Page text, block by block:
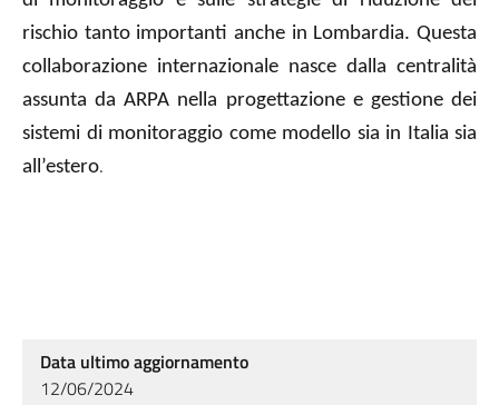
rischio tanto importanti anche in Lombardia. Questa
collaborazione internazionale nasce dalla centralità
assunta da ARPA nella progettazione e gestione dei
sistemi di monitoraggio come modello sia in Italia sia
all’estero.
Data ultimo aggiornamento
12/06/2024